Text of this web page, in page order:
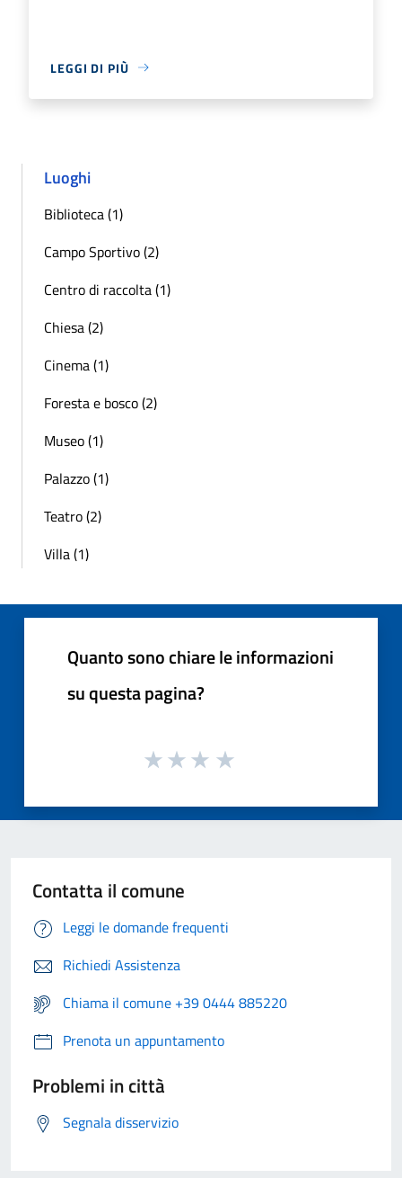
LEGGI DI PIÙ
Luoghi
Biblioteca (1)
Campo Sportivo (2)
Centro di raccolta (1)
Chiesa (2)
Cinema (1)
Foresta e bosco (2)
Museo (1)
Palazzo (1)
Teatro (2)
Villa (1)
Quanto sono chiare le informazioni
su questa pagina?
Contatta il comune
Leggi le domande frequenti
Richiedi Assistenza
Chiama il comune +39 0444 885220
Prenota un appuntamento
Problemi in città
Segnala disservizio